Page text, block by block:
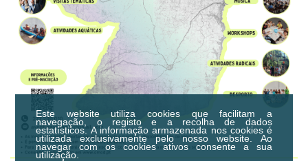
Este website utiliza cookies que facilitam a
navegação, o registo e a recolha de dados
estatísticos.A informação armazenada nos cookies é
utilizada exclusivamente pelo nosso website. Ao
navegar com os cookies ativos consente a sua
utilização.